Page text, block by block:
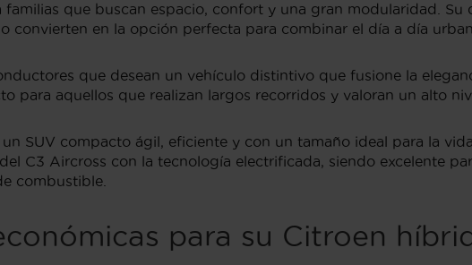
familias que buscan espacio, confort y una gran modularidad.
convierten en la opción perfecta para combinar el día a día
que desean un vehículo distintivo que fusione la
para aquellos que realizan largos recorridos y valoran un alto
un SUV compacto ágil, eficiente y con un tamaño ideal para la
C3 Aircross con la tecnología electrificada, siendo excelente
combustible.
para su Citroen